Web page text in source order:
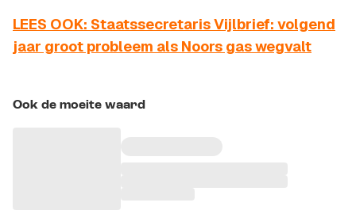
LEES OOK: Staatssecretaris Vijlbrief: volgend
jaar groot probleem als Noors gas wegvalt
Ook de moeite waard